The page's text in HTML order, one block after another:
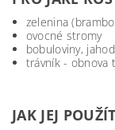
zelenina
ovocné stromy
bobuloviny,
trávník - obnova
JAK JEJ